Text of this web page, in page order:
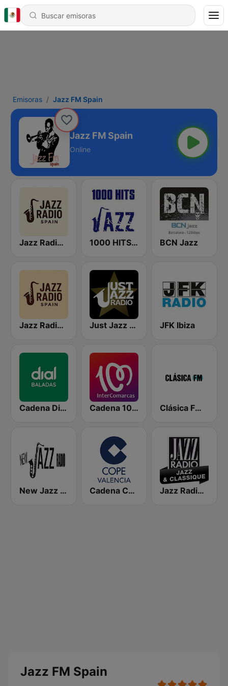
Emisoras Jazz FM Spain
Jazz FM Spain
Online
Jazz Radio Spain 1000 HITS Jazz BCN Jazz
Jazz Radio Spain Just Jazz Radio - Smooth Jazz JFK Ibiza
Cadena Dial Baladas Cadena 100 InterComarcas Clásica FM Radio
New Jazz Radio Cadena COPE Valencia Jazz Radio Jazz & Classique
Jazz FM Spain